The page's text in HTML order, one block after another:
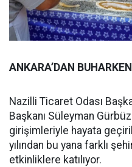
ANKARA’DAN
Nazilli Ticaret Odası
Başkanı Süleyman
girişimleriyle hayata
yılından bu yana farklı
etkinliklere katılıyor.